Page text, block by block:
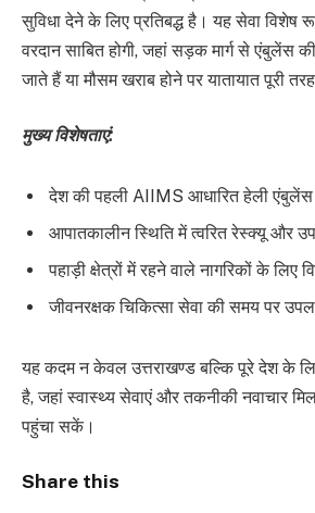
सुविधा देने के लिए प्रतिबद्ध है। यह सेवा विशेष
वरदान साबित होगी, जहां सड़क मार्ग से एंबुलेंस
जाते हैं या मौसम खराब होने पर यातायात पूरी
मुख्य विशेषताएं:
देश की पहली AIIMS आधारित हेली एंबुलेंस
आपातकालीन स्थिति में त्वरित रेस्क्यू और
पहाड़ी क्षेत्रों में रहने वाले नागरिकों के लिए
जीवनरक्षक चिकित्सा सेवा की समय पर
यह कदम न केवल उत्तराखण्ड बल्कि पूरे देश के
है, जहां स्वास्थ्य सेवाएं और तकनीकी नवाचार
पहुंचा सकें।
Share this